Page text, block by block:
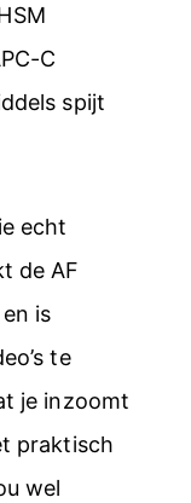
C
spijt
echt
de AF
is
te
je inzoomt
praktisch
wel